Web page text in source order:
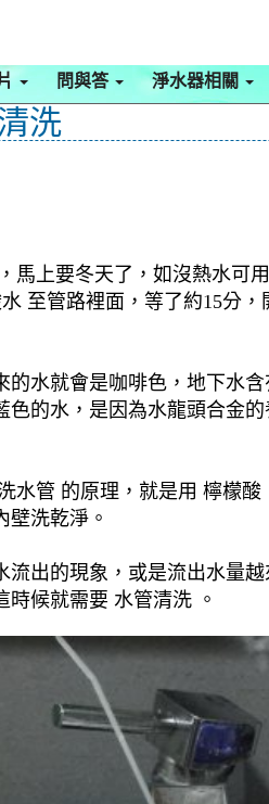
問與答 淨水器相關
洗
馬上要冬天了，如沒熱水
至管路裡面，等了約15分
水就會是咖啡色，地下水
的水，是因為水龍頭合金
水管 的原理，就是用 檸檬
洗乾淨。
出的現象，或是流出水量
候就需要 水管清洗 。